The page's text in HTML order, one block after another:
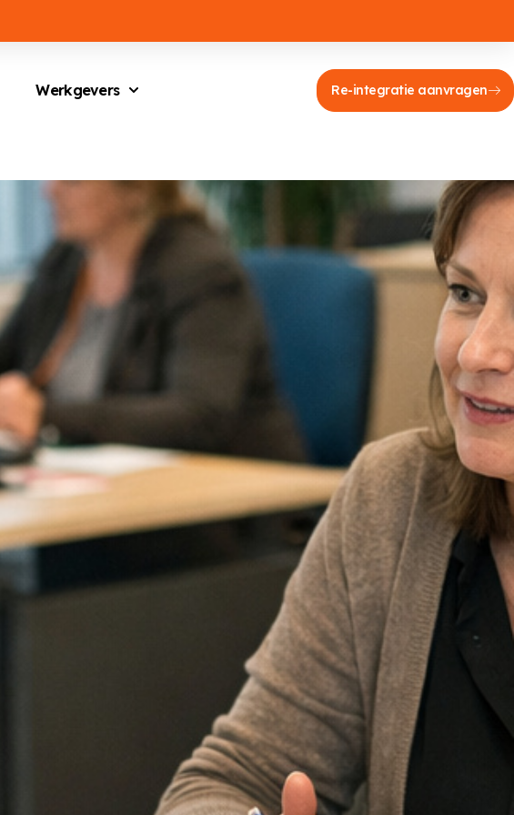
Werkgevers Re-integratie aanvragen